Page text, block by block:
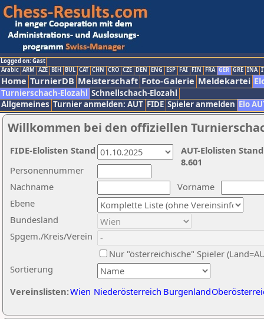
Logged on: Gast
Arabic ARM AZE BIH BUL CAT CHN CRO CZE DEN ENG ESP FAI FIN FRA GER GRE INA
Home TurnierDB Meisterschaft Foto-Galerie Meldekartei
Turnierschach-Elozahl Schnellschach-Elozahl
Allgemeines Turnier anmelden: AUT FIDE Spieler anmelden Elo
Willkommen bei den offiziellen
Nachname
Vorname
Ebene
Sortierung
Personennummer
Bundesland
Spgem./Kreis/Verein
Nur "österreichische" Spieler
Vereinslisten:Wien Niederösterreich Burgenland
AUT-Elolisten
8.601
FIDE-Elolisten Stand